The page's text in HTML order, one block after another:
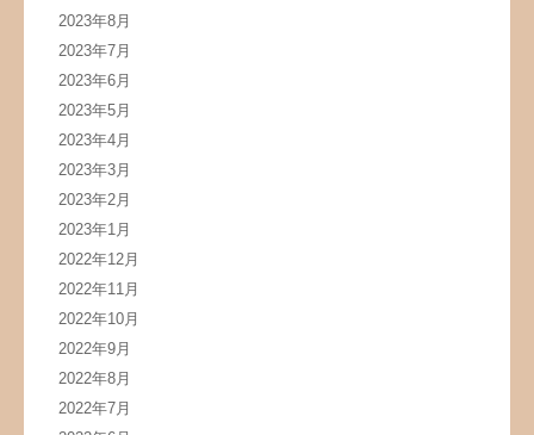
2023年8月
2023年7月
2023年6月
2023年5月
2023年4月
2023年3月
2023年2月
2023年1月
2022年12月
2022年11月
2022年10月
2022年9月
2022年8月
2022年7月